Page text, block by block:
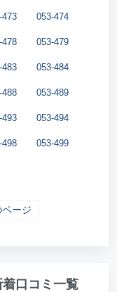
473 053-474
478 053-479
483 053-484
488 053-489
493 053-494
498 053-499
ページ
口コミ一覧